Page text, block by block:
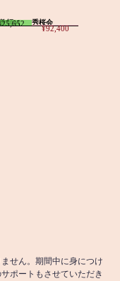
師M 秀桜会
¥92,400
せん。期間中に身につけ
ポートもさせていただき